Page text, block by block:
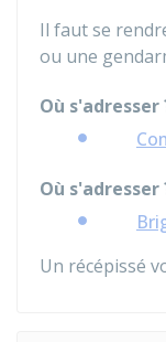
Il faut se
ou une
Où s'adresser
Où s'adresser
Un récépissé